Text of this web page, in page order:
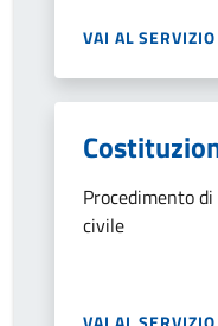
VAI AL SERVIZIO
Procedimento
civile